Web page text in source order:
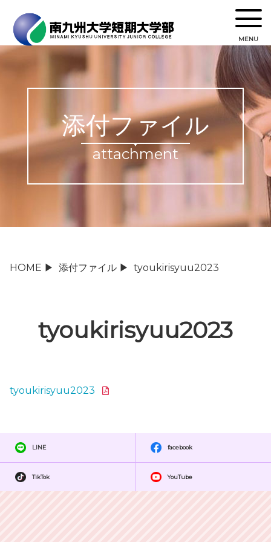
MENU
添付ファイル
attachment
HOME ▶ 添付ファイル ▶ tyoukirisyuu2023
tyoukirisyuu2023
tyoukirisyuu2023
LINE facebook
TikTok YouTube